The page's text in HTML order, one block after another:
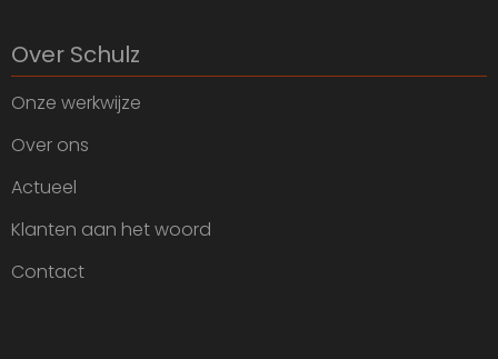
Over Schulz
Onze werkwijze
Over ons
Actueel
Klanten aan het woord
Contact